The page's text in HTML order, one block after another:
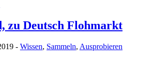
zu Deutsch Flohmarkt
- Wissen, Sammeln, Ausprobieren